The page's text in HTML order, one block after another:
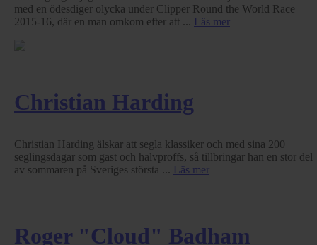
med en ödesdiger olycka under Clipper Round the World Race
2015-16, där en man omkom efter att ... Läs mer
Christian Harding
Christian Harding älskar att segla klassiker och med sina 200
seglingsdagar som gast och halvproffs, så tillbringar han en stor del
av sommaren på Sveriges största ... Läs mer
Roger "Cloud" Badham